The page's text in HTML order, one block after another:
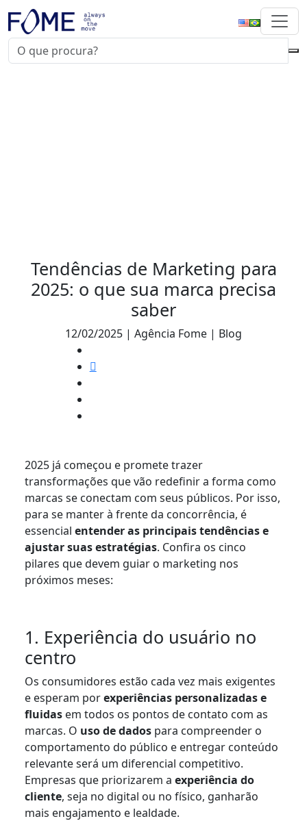
Tendências de Marketing para
2025: o que sua marca precisa
saber
12/02/2025 | Agência Fome | Blog
2025 já começou e promete trazer
transformações que vão redefinir a forma como
marcas se conectam com seus públicos. Por isso,
para se manter à frente da concorrência, é
essencial entender as principais tendências e
ajustar suas estratégias. Confira os cinco
pilares que devem guiar o marketing nos
próximos meses:
1. Experiência do usuário no
centro
Os consumidores estão cada vez mais exigentes
e esperam porexperiências personalizadas e
fluidas em todos os pontos de contato com as
marcas. O uso de dados para compreender o
comportamento do público e entregar conteúdo
relevante será um diferencial competitivo.
Empresas que priorizarem a experiência do
cliente, seja no digital ou no físico, ganharão
mais engajamento e lealdade.